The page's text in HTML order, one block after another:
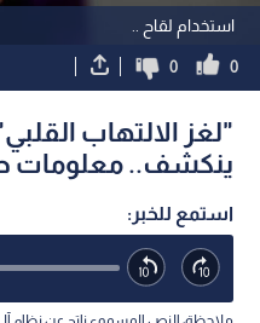
استخدام لقاح ..
0
0
"لغز الالتهاب
ينكشف.. معلومات
استمع للخبر: